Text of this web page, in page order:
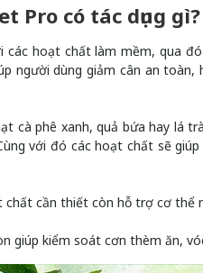
Pro có tác dụng gì?
các hoạt chất làm mềm, qua
người dùng giảm cân an
cà phê xanh, quả bứa hay lá
với đó các hoạt chất sẽ
chất cần thiết còn hỗ trợ cơ
giúp kiểm soát cơn thèm ăn,